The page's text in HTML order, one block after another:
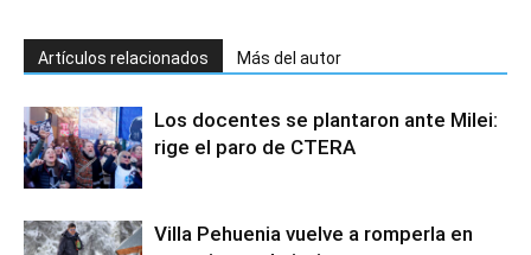
Artículos relacionados Más del autor
Los docentes se plantaron ante Milei:
rige el paro de CTERA
Villa Pehuenia vuelve a romperla en